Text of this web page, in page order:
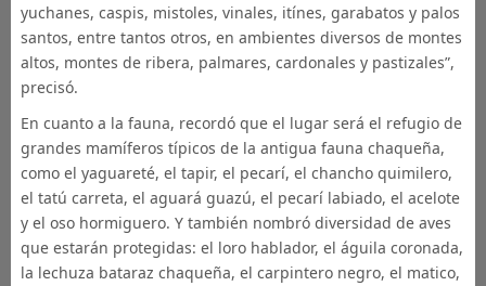
yuchanes, caspis, mistoles, vinales, itínes, garabatos y palos
santos, entre tantos otros, en ambientes diversos de montes
altos, montes de ribera, palmares, cardonales y pastizales”,
precisó.
En cuanto a la fauna, recordó que el lugar será el refugio de
grandes mamíferos típicos de la antigua fauna chaqueña,
como el yaguareté, el tapir, el pecarí, el chancho quimilero,
el tatú carreta, el aguará guazú, el pecarí labiado, el acelote
y el oso hormiguero. Y también nombró diversidad de aves
que estarán protegidas: el loro hablador, el águila coronada,
la lechuza bataraz chaqueña, el carpintero negro, el matico,